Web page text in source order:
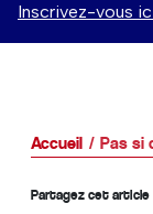
Inscrivez-vous
Accueil Pas si
Partagez cet article